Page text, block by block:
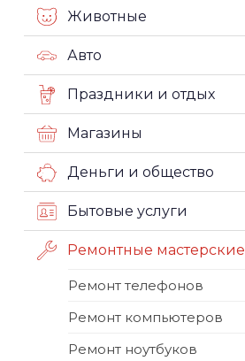
Животные
Авто
Праздники и отдых
Магазины
Деньги и общество
Бытовые услуги
Ремонтные мастерские
Ремонт телефонов
Ремонт компьютеров
Ремонт ноутбуков